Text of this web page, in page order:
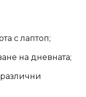
с лаптоп;
на дневната;